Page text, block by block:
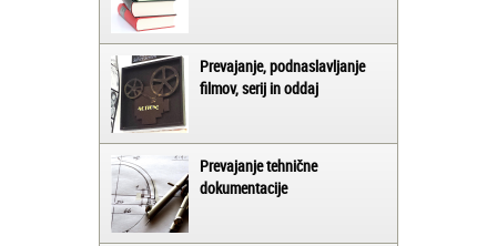
Prevajanje, podnaslavljanje
filmov, serij in oddaj
Prevajanje tehnične
dokumentacije